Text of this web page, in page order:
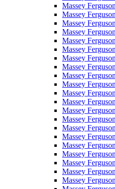
Massey
Massey
Massey
Massey
Massey
Massey
Massey
Massey
Massey
Massey
Massey
Massey
Massey
Massey
Massey
Massey
Massey
Massey
Massey
Massey
Massey